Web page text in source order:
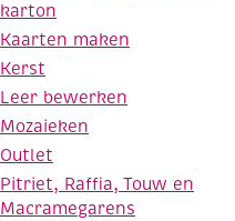
karton
Kaarten maken
Kerst
Leer bewerken
Mozaieken
Outlet
Pitriet, Raffia, Touw en
Macramegarens